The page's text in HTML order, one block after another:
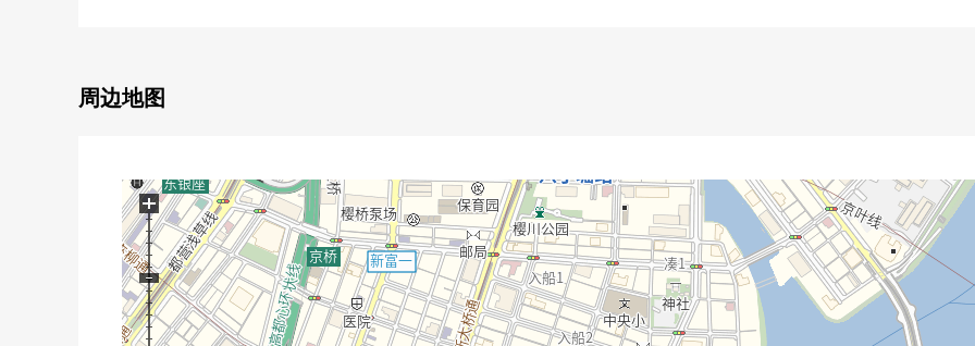
0 厕所更换
0 空调所有房间NEW设置
0 嵌顶灯设置
0 开关·插座交换
0 室内清洁
■ Mansion的特徴━━━━━━━━・・・・・
周边地图
+